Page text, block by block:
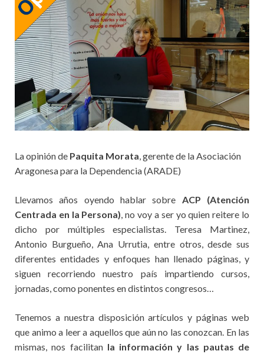
La opinión de Paquita Morata , gerente de la Asociación
Aragonesa para la Dependencia (ARADE)
Llevamos años oyendo hablar sobre ACP (Atención
Centrada en la Persona) , no voy a ser yo quien reitere lo
dicho por múltiples especialistas. Teresa Martinez,
Antonio Burgueño, Ana Urrutia, entre otros, desde sus
diferentes entidades y enfoques han llenado páginas, y
siguen recorriendo nuestro país impartiendo cursos,
jornadas, como ponentes en distintos congresos…
Tenemos a nuestra disposición artículos y páginas web
que animo a leer a aquellos que aún no las conozcan. En las
mismas, nos facilitan la información y las pautas de